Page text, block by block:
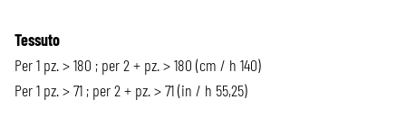
Tessuto
Per 1 pz. > 180 ; per 2 + pz. > 180 (cm / h 140)
Per 1 pz. > 71 ; per 2 + pz. > 71 (in / h 55,25)